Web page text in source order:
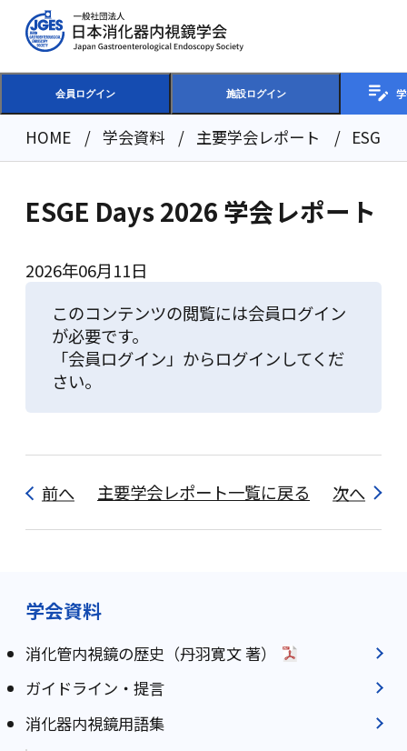
会員ログイン 施設ログイン
HOME 学会資料 主要学会レポート ESGE
2026年06月11日
ESGE Days 2026 学会レポート
このコンテンツの閲覧には会員ログイン
が必要です。
「会員ログイン」からログインしてくだ
さい。
前へ 主要学会レポート一覧に戻る 次へ
学会資料
消化管内視鏡の歴史（丹羽寛文 著）
ガイドライン・提言
消化器内視鏡用語集